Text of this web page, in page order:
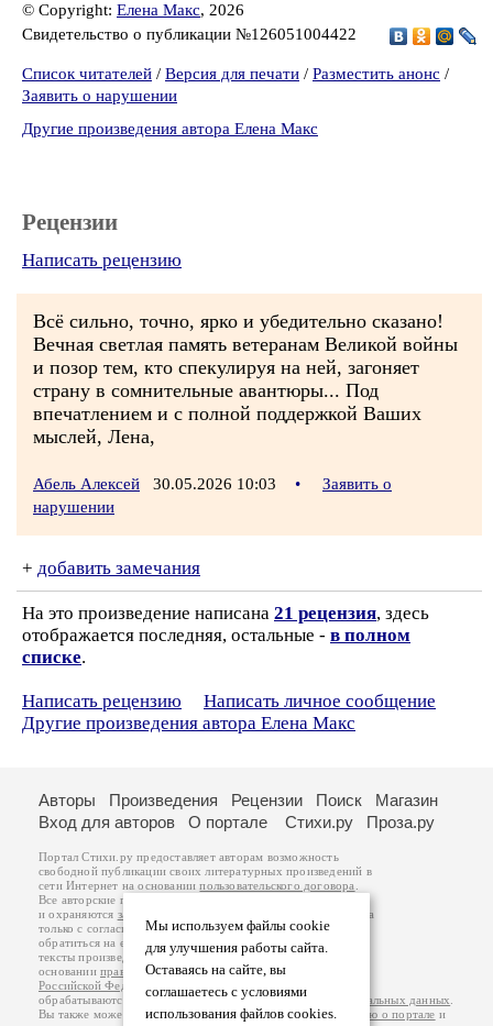
© Copyright: Елена Макс, 2026
Свидетельство о публикации №126051004422
Список читателей / Версия для печати / Разместить анонс /
Заявить о нарушении
Другие произведения автора Елена Макс
Рецензии
Написать рецензию
Всё сильно, точно, ярко и убедительно сказано!
Вечная светлая память ветеранам Великой войны
и позор тем, кто спекулируя на ней, загоняет
страну в сомнительные авантюры... Под
впечатлением и с полной поддержкой Ваших
мыслей, Лена,
Абель Алексей 30.05.2026 10:03 •
Заявить о
нарушении
+ добавить замечания
На это произведение написана 21 рецензия, здесь
отображается последняя, остальные - в полном
списке.
Написать рецензию
Написать личное сообщение
Другие произведения автора Елена Макс
Мы используем файлы cookie
для улучшения работы сайта.
Оставаясь на сайте, вы
соглашаетесь с условиями
использования файлов cookies.
Авторы Произведения Рецензии Поиск
Магазин
Вход для авторов
О портале Стихи.ру Проза.ру
Портал Стихи.ру предоставляет авторам возможность
свободной публикации своих литературных произведений в
сети Интернет на основаниипользовательского договора
Все авторские права на произведения принадлежат авторам
и охраняются законом
. Перепечатка произведений возможна
только с согласия его автора, к которому вы можете
обратиться на его авторской странице. Ответственность за
тексты произведений авторы несут самостоятельно на
основанииправил публикацииизаконодательства
Российской Федерации
обрабатываются на основанииПолитики обработки персональных данных
Вы также можете посмотреть более подробнуюинформацию о портале и